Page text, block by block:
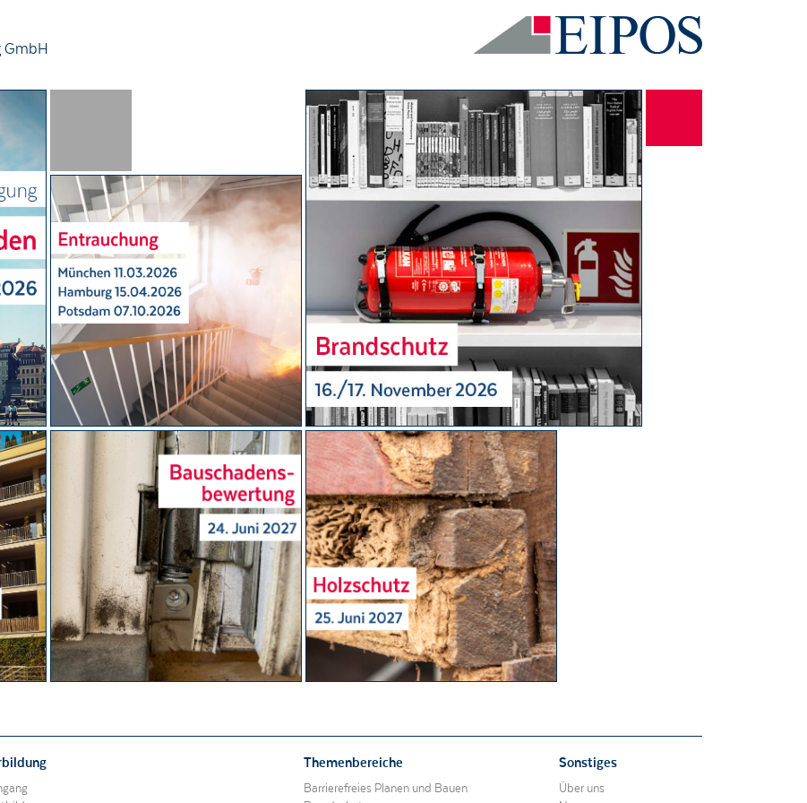
GmbH
Themenbereiche
Barrierefreies Planen und Bauen
Sonstiges
Über uns
zu stellen, Anzeigen zu personalisieren, evtl. Funktionen für soziale Medien anbieten zu können und Zugriffsstatistiken zu erstellen. Durch verschiedene
Partner für soziale Medien und Werbung weitergegeben werden. Genauere Angaben dazu finden Sie in unserer Datenschutzerklärung.
Alle akzeptieren
Nur essentielle Cookies akzeptieren
Speichern und schließen